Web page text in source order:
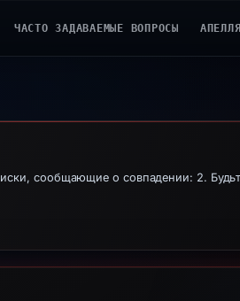
ЧАСТО ЗАДАВАЕМЫЕ ВОПРОСЫ
сообщающие о совпадении: 2.